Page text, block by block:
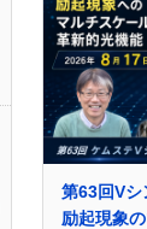
第63回Vシ
励起現象